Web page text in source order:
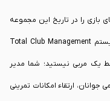
بازی را در تاریخ این مجموعه
ارائه می‌دهد. بخش Career Mode با معرفی سیستم Total Club Management
یک مربی نیستید؛ شما مدیر
ارتقاء امکانات تمرینی